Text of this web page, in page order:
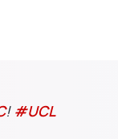
! #UCL